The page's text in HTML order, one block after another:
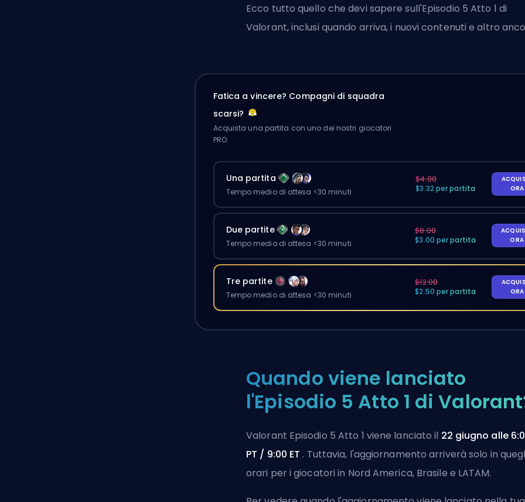
Ecco tutto quello che devi sapere sull'Episodio 5 Atto 1 di
Valorant, inclusi quando arriva, i nuovi contenuti e altro
Fatica a vincere? Compagni di squadra
scarsi?
Acquista una partita con uno dei nostri giocatori
PRO.
Una partita
Tempo medio di attesa <30 minuti
$4.00
$3.32 per partita
ORA
Due partite
Tempo medio di attesa <30 minuti
$8.00
$3.00 per partita
ORA
Tre partite
Tempo medio di attesa <30 minuti
$12.00
$2.50 per partita
ORA
Quando viene lanciato
l'Episodio 5 Atto 1 di
Valorant Episodio 5 Atto 1 viene lanciato il 22 giugno alle
PT / 9:00 ET . Tuttavia, l'aggiornamento arriverà solo in
orari per i giocatori in Nord America, Brasile e LATAM.